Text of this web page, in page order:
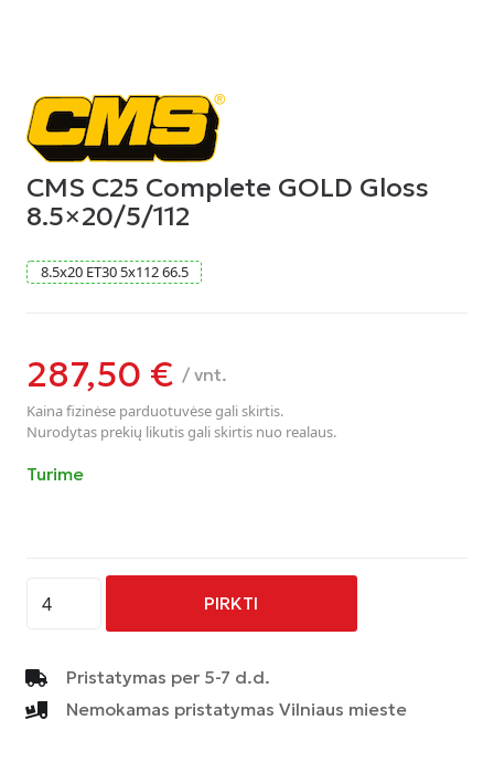
CMS C25 Complete GOLD Gloss
8.5×20/5/112
8.5x20 ET30 5x11266.5
287,50 € / vnt.
Kaina fizinėse parduotuvėse gali skirtis.
Nurodytas prekių likutis gali skirtis nuo realaus.
Turime
kiekis:
C25
Complete
GOLD
PIRKTI
Pristatymas per 5-7 d.d.
Nemokamas pristatymas Vilniaus mieste